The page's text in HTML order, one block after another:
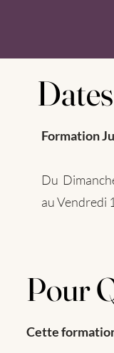
Formation
Du
au Vendredi
Cette